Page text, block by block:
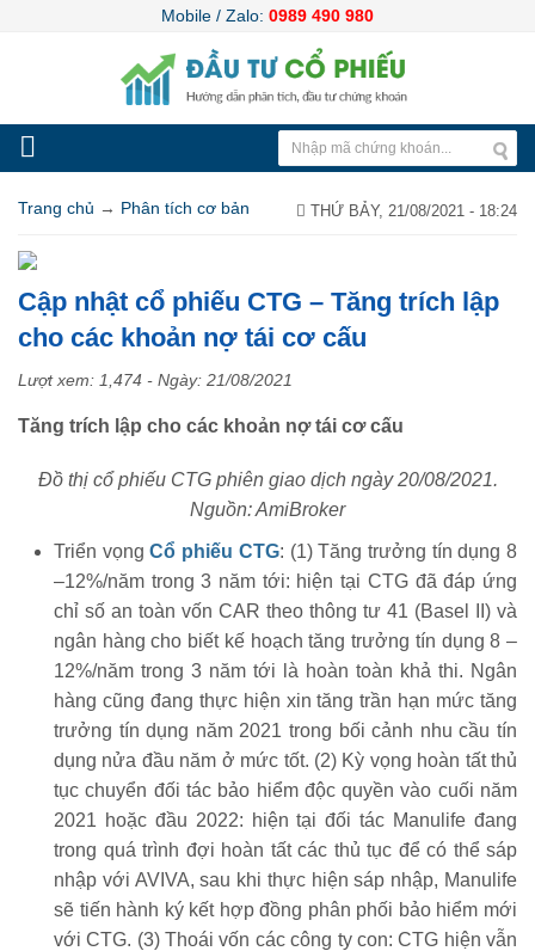
Mobile / Zalo: 0989 490 980
Trang chủ → Phân tích cơ bản THỨ BẢY, 21/08/2021 - 18:24
Cập nhật cổ phiếu CTG – Tăng trích lập
cho các khoản nợ tái cơ cấu
Lượt xem: 1,474 - Ngày: 21/08/2021
Tăng trích lập cho các khoản nợ tái cơ cấu
Đồ thị cổ phiếu CTG phiên giao dịch ngày 20/08/2021.
Nguồn: AmiBroker
Triển vọngCổ phiếu CTG: (1) Tăng trưởng tín dụng 8
–12%/năm trong 3 năm tới: hiện tại CTG đã đáp ứng
chỉ số an toàn vốn CAR theo thông tư 41 (Basel II) và
ngân hàng cho biết kế hoạch tăng trưởng tín dụng 8 –
12%/năm trong 3 năm tới là hoàn toàn khả thi. Ngân
hàng cũng đang thực hiện xin tăng trần hạn mức tăng
trưởng tín dụng năm 2021 trong bối cảnh nhu cầu tín
dụng nửa đầu năm ở mức tốt. (2) Kỳ vọng hoàn tất thủ
tục chuyển đối tác bảo hiểm độc quyền vào cuối năm
2021 hoặc đầu 2022: hiện tại đối tác Manulife đang
trong quá trình đợi hoàn tất các thủ tục để có thể sáp
nhập với AVIVA, sau khi thực hiện sáp nhập, Manulife
sẽ tiến hành ký kết hợp đồng phân phối bảo hiểm mới
với CTG. (3) Thoái vốn các công ty con: CTG hiện vẫn